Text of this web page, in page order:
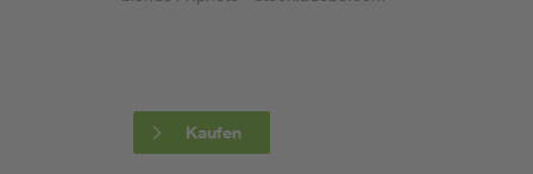
Mobility
Kaufen